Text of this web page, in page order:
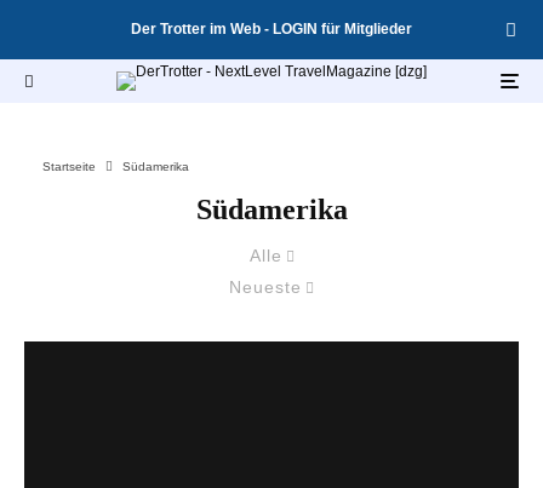
Der Trotter im Web - LOGIN für Mitglieder
Startseite Südamerika
Südamerika
Alle
Neueste